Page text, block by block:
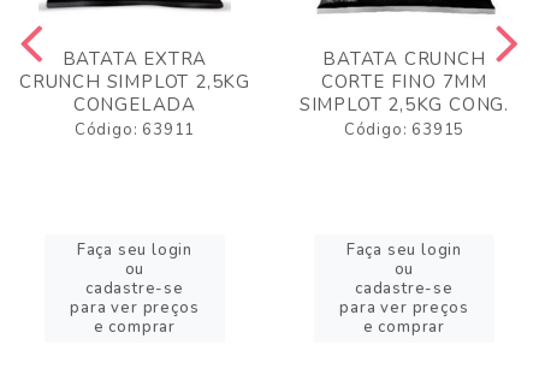
BATATA EXTRA
CRUNCH SIMPLOT 2,5KG
CONGELADA
Código: 63911
Faça seu login
ou
cadastre-se
para ver preços
e comprar
BATATA CRUNCH
CORTE FINO 7MM
SIMPLOT 2,5KG CONG.
Código: 63915
Faça seu login
ou
cadastre-se
para ver preços
e comprar